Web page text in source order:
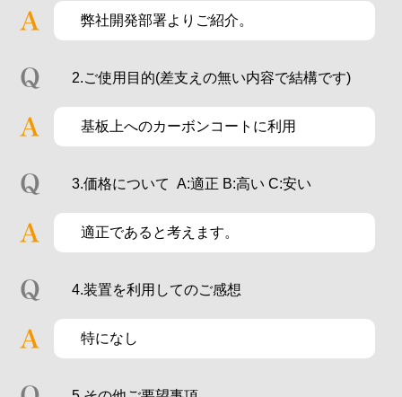
弊社開発部署よりご紹介。
2.ご使用目的(差支えの無い内容で結構です)
基板上へのカーボンコートに利用
3.価格について A:適正 B:高い C:安い
適正であると考えます。
4.装置を利用してのご感想
特になし